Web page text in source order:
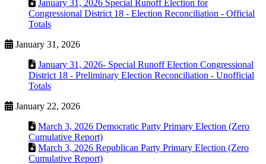
January 31, 2026 Special Runoff Election for
Congressional District 18 - Election Reconciliation - Official
Totals
January 31, 2026
January 31, 2026- Special Runoff Election Congressional
District 18 - Preliminary Election Reconciliation - Unofficial
Totals
January 22, 2026
March 3, 2026 Democratic Party Primary Election (Zero
Cumulative Report)
March 3, 2026 Republican Party Primary Election (Zero
Cumulative Report)